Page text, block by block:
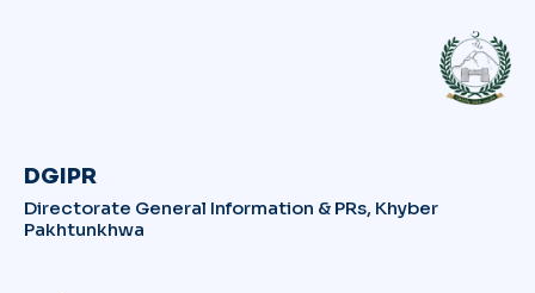
DGIPR
Directorate General Information & PRs, Khyber
Pakhtunkhwa